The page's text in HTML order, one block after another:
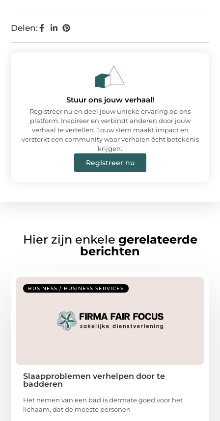
Delen:
Stuur ons jouw verhaal!
Registreer nu en deel jouw unieke ervaring op ons
platform. Inspireer en verbindt anderen door jouw
verhaal te vertellen. Jouw stem maakt impact en
versterkt een community waar verhalen écht betekenis
krijgen.
Registreer nu
Hier zijn enkele gerelateerde
berichten
BUSINESS / BUSINESS SERVICES
Slaapproblemen verhelpen door te
badderen
Het nemen van een bad is dermate goed voor het
lichaam, dat de meeste personen